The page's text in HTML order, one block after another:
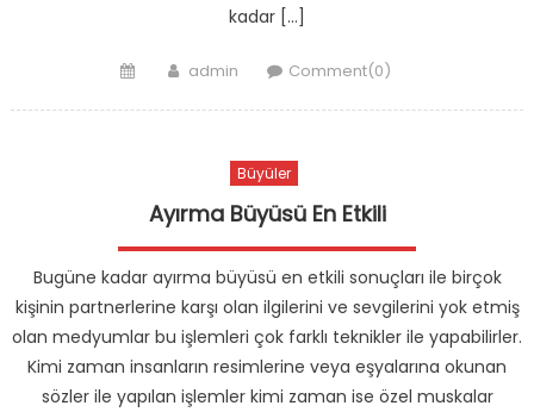
kadar […]
PostedAuthor
admin Comment(0)
Büyüler
Ayırma Büyüsü En Etkili
Bugüne kadar ayırma büyüsü en etkili sonuçları ile birçok
kişinin partnerlerine karşı olan ilgilerini ve sevgilerini yok etmiş
olan medyumlar bu işlemleri çok farklı teknikler ile yapabilirler.
Kimi zaman insanların resimlerine veya eşyalarına okunan
sözler ile yapılan işlemler kimi zaman ise özel muskalar